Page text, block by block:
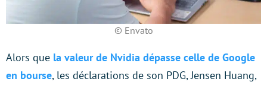
© Envato
Alors que la valeur de Nvidia dépasse celle de Google
en bourse, les déclarations de son PDG, Jensen Huang,